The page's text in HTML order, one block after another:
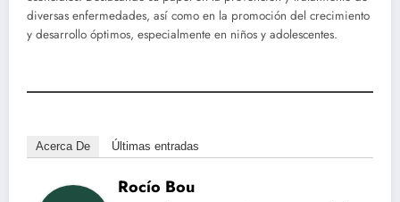
diversas enfermedades, así como en la promoción del crecimiento
y desarrollo óptimos, especialmente en niños y adolescentes.
Acerca De Últimas entradas
Rocío Bou